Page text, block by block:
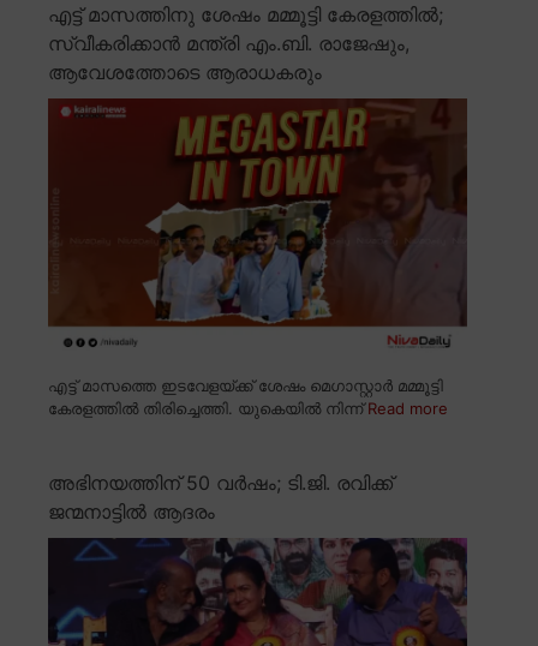
എട്ട് മാസത്തിനു ശേഷം മമ്മൂട്ടി കേരളത്തിൽ;
സ്വീകരിക്കാൻ മന്ത്രി എം.ബി. രാജേഷും,
ആവേശത്തോടെ ആരാധകരും
എട്ട് മാസത്തെ ഇടവേളയ്ക്ക് ശേഷം മെഗാസ്റ്റാർ മമ്മൂട്ടി
കേരളത്തിൽ തിരിച്ചെത്തി. യുകെയിൽ നിന്ന്Read more
അഭിനയത്തിന് 50 വർഷം; ടി.ജി. രവിക്ക്
ജന്മനാട്ടിൽ ആദരം